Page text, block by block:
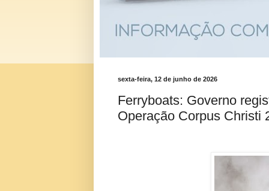
sexta-feira, 12 de junho de 2026
Ferryboats: Governo
Operação Corpus Christi